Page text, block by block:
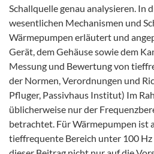
Schallquelle genau analysieren. In
wesentlichen Mechanismen und
Wärmepumpen erläutert und
Gerät, dem Gehäuse sowie dem
Messung und Bewertung von
der Normen, Verordnungen und
Pfluger, Passivhaus Institut) Im
üblicherweise nur der
betrachtet. Für Wärmepumpen ist
tieffrequente Bereich unter 100